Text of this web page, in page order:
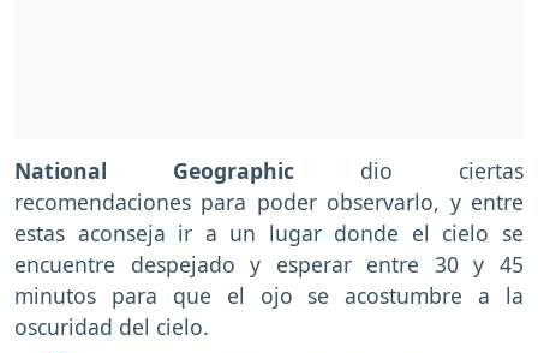
National Geographic dio ciertas
recomendaciones para poder observarlo, y entre
estas aconseja ir a un lugar donde el cielo se
encuentre despejado y esperar entre 30 y 45
minutos para que el ojo se acostumbre a la
oscuridad del cielo.